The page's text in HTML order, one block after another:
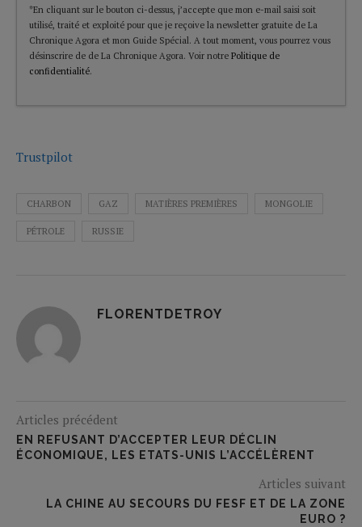
*En cliquant sur le bouton ci-dessus, j’accepte que mon e-mail saisi soit
utilisé, traité et exploité pour que je reçoive la newsletter gratuite de La
Chronique Agora et mon Guide Spécial. A tout moment, vous pourrez vous
désinscrire de de La Chronique Agora. Voir notre Politique de
confidentialité.
Trustpilot
CHARBON GAZ MATIÈRES PREMIÈRES MONGOLIE
PÉTROLE RUSSIE
FLORENTDETROY
Articles précédent
EN REFUSANT D’ACCEPTER LEUR DÉCLIN
ÉCONOMIQUE, LES ETATS-UNIS L’ACCÉLÈRENT
Articles suivant
LA CHINE AU SECOURS DU FESF ET DE LA ZONE
EURO ?